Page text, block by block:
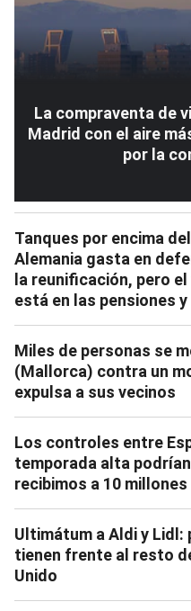
La compraventa de
Madrid con el aire
por la
Tanques por encima
Alemania gasta en
la reunificación, pero
está en las pensiones
Miles de personas se
(Mallorca) contra un
expulsa a sus vecinos
Los controles entre
temporada alta
recibimos a 10
Ultimátum a Aldi y Lidl:
tienen frente al resto
Unido